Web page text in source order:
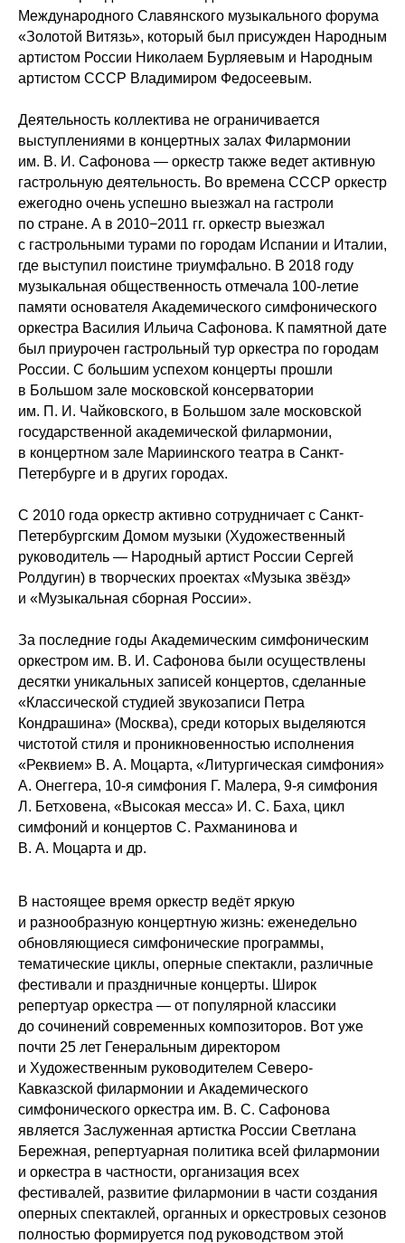
Международного Славянского музыкального форума
«Золотой Витязь», который был присужден Народным
артистом России Николаем Бурляевым и Народным
артистом СССР Владимиром Федосеевым.
Деятельность коллектива не ограничивается
выступлениями в концертных залах Филармонии
им. В. И. Сафонова — оркестр также ведет активную
гастрольную деятельность. Во времена СССР оркестр
ежегодно очень успешно выезжал на гастроли
по стране. А в 2010−2011 гг. оркестр выезжал
с гастрольными турами по городам Испании и Италии,
где выступил поистине триумфально. В 2018 году
музыкальная общественность отмечала 100-летие
памяти основателя Академического симфонического
оркестра Василия Ильича Сафонова. К памятной дате
был приурочен гастрольный тур оркестра по городам
России. С большим успехом концерты прошли
в Большом зале московской консерватории
им. П. И. Чайковского, в Большом зале московской
государственной академической филармонии,
в концертном зале Мариинского театра в Санкт-
Петербурге и в других городах.
С 2010 года оркестр активно сотрудничает с Санкт-
Петербургским Домом музыки (Художественный
руководитель — Народный артист России Сергей
Ролдугин) в творческих проектах «Музыка звёзд»
и «Музыкальная сборная России».
За последние годы Академическим симфоническим
оркестром им. В. И. Сафонова были осуществлены
десятки уникальных записей концертов, сделанные
«Классической студией звукозаписи Петра
Кондрашина» (Москва), среди которых выделяются
чистотой стиля и проникновенностью исполнения
«Реквием» В. А. Моцарта, «Литургическая симфония»
А. Онеггера, 10-я симфония Г. Малера, 9-я симфония
Л. Бетховена, «Высокая месса» И. С. Баха, цикл
симфоний и концертов С. Рахманинова и
В. А. Моцарта и др.
В настоящее время оркестр ведёт яркую
и разнообразную концертную жизнь: еженедельно
обновляющиеся симфонические программы,
тематические циклы, оперные спектакли, различные
фестивали и праздничные концерты. Широк
репертуар оркестра — от популярной классики
до сочинений современных композиторов. Вот уже
почти 25 лет Генеральным директором
и Художественным руководителем Северо-
Кавказской филармонии и Академического
симфонического оркестра им. В. С. Сафонова
является Заслуженная артистка России Светлана
Бережная, репертуарная политика всей филармонии
и оркестра в частности, организация всех
фестивалей, развитие филармонии в части создания
оперных спектаклей, органных и оркестровых сезонов
полностью формируется под руководством этой